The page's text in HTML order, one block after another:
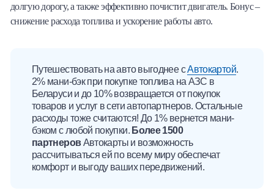
долгую дорогу, а также эффективно почистит двигатель. Бонус –
снижение расхода топлива и ускорение работы авто.
Путешествовать на авто выгоднее сАвтокартой.
2% мани-бэк при покупке топлива на АЗС в
Беларуси и до 10% возвращается от покупок
товаров и услуг в сети автопартнеров. Остальные
расходы тоже считаются! До 1% вернется мани-
бэком с любой покупки. Более 1500
партнеровАвтокарты и возможность
рассчитываться ей по всему миру обеспечат
комфорт и выгоду ваших передвижений.